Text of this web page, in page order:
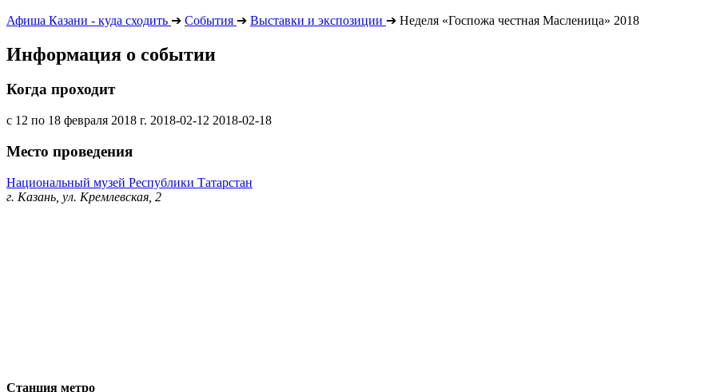
Афиша Казани - куда сходить ➔ События ➔ Выставки и экспозиции ➔ Неделя «Госпожа честная Масленица» 2018
Информация о событии
Когда проходит
с 12 по 18 февраля 2018 г. 2018-02-12 2018-02-18
Место проведения
Национальный музей Республики Татарстан
г. Казань, ул. Кремлевская, 2
Станция метро